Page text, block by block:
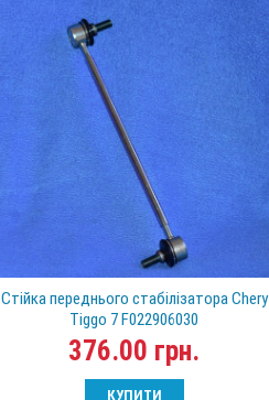
Стійка переднього стабілізатора Chery
Tiggo 7 F022906030
376.00 грн.
КУПИТИ